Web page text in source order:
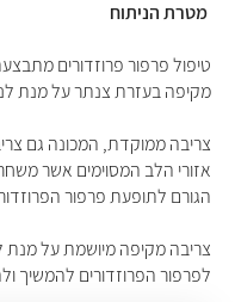
מטרת הניתוח
טיפול פרפור פרוזדורים
מקיפה בעזרת צנתר על מנת
צריבה ממוקדת, המכונה גם
אזורי הלב המסוימים אשר
הגורם לתופעת פרפור
צריבה מקיפה מיושמת על
לפרפור הפרוזדורים להמשיך